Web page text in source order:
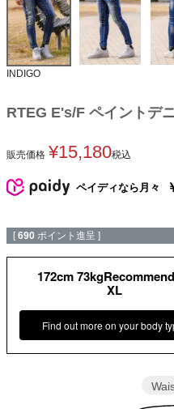
INDIGO
RTEG E's/F ペイントデ
販売価格 ¥15,180税込
ペイディなら月々
[ 690 ポイント進呈 ]
172cm
XL
Find out more on your body